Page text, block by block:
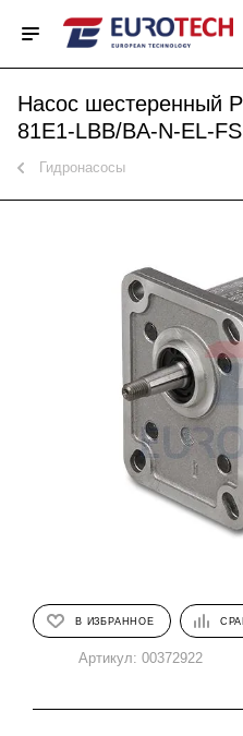
Насос шестеренный
81E1-LBB/BA-N-EL-
Гидронасосы
В ИЗБРАННОЕ
Артикул: 00372922